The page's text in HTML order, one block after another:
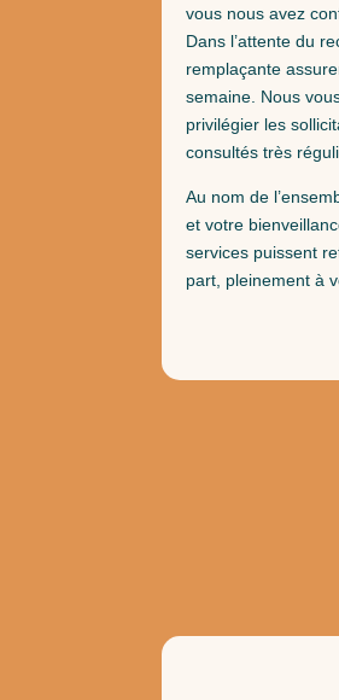
vous nous avez
Dans l’attente du
remplaçante
semaine. Nous
privilégier les
consultés très
Au nom de
et votre
services puissent
part, pleinement à